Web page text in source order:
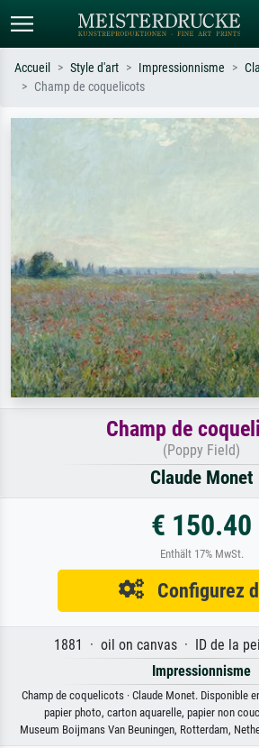
Recherchez par artiste, titre ou style –
tableau
Accueil Style d'art Impressionnisme
Champ de coquelicots
Champ de
(Poppy Field)
Claude Monet
€ 150.40
Enthält 17% MwSt.
Configurez
1881 · oil on canvas · ID de la
Impressionnisme
Champ de coquelicots · Claude Monet. Disponible
papier photo, carton aquarelle, papier non
Museum Boijmans Van Beuningen, Rotterdam,